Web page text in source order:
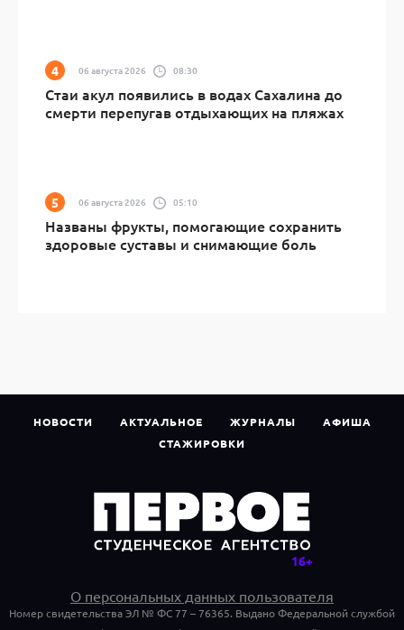
06 августа 2026 08:30
Стаи акул появились в водах Сахалина до
смерти перепугав отдыхающих на пляжах
06 августа 2026 05:10
Названы фрукты, помогающие сохранить
здоровые суставы и снимающие боль
НОВОСТИ АКТУАЛЬНОЕ ЖУРНАЛЫ
АФИША
СТАЖИРОВКИ
О персональных данных пользователя
Номер свидетельства ЭЛ № ФС 77 – 76365. Выдано Федеральной службой